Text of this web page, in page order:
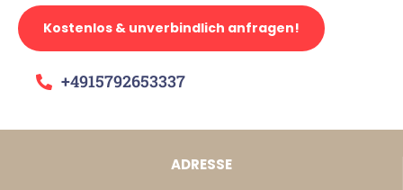
Kostenlos & unverbindlich anfragen!
+4915792653337
ADRESSE